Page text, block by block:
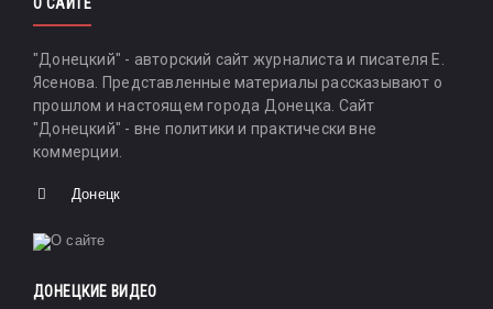
"Донецкий" - авторский сайт журналиста и писателя Е.
Ясенова. Представленные материалы рассказывают о
прошлом и настоящем города Донецка. Сайт
"Донецкий" - вне политики и практически вне
коммерции.
Донецк
ДОНЕЦКИЕ ВИДЕО